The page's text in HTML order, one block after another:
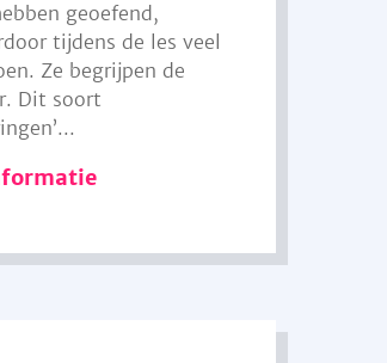
geoefend,
tijdens de les veel
Ze begrijpen de
Dit soort